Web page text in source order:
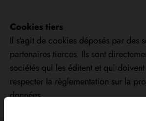
Cookies tiers
Il s'agit de cookies déposés par des
partenaires tierces. Ils sont
sociétés qui les éditent et qui
respecter la règlementation sur la
données.